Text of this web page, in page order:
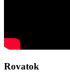
Rovatok